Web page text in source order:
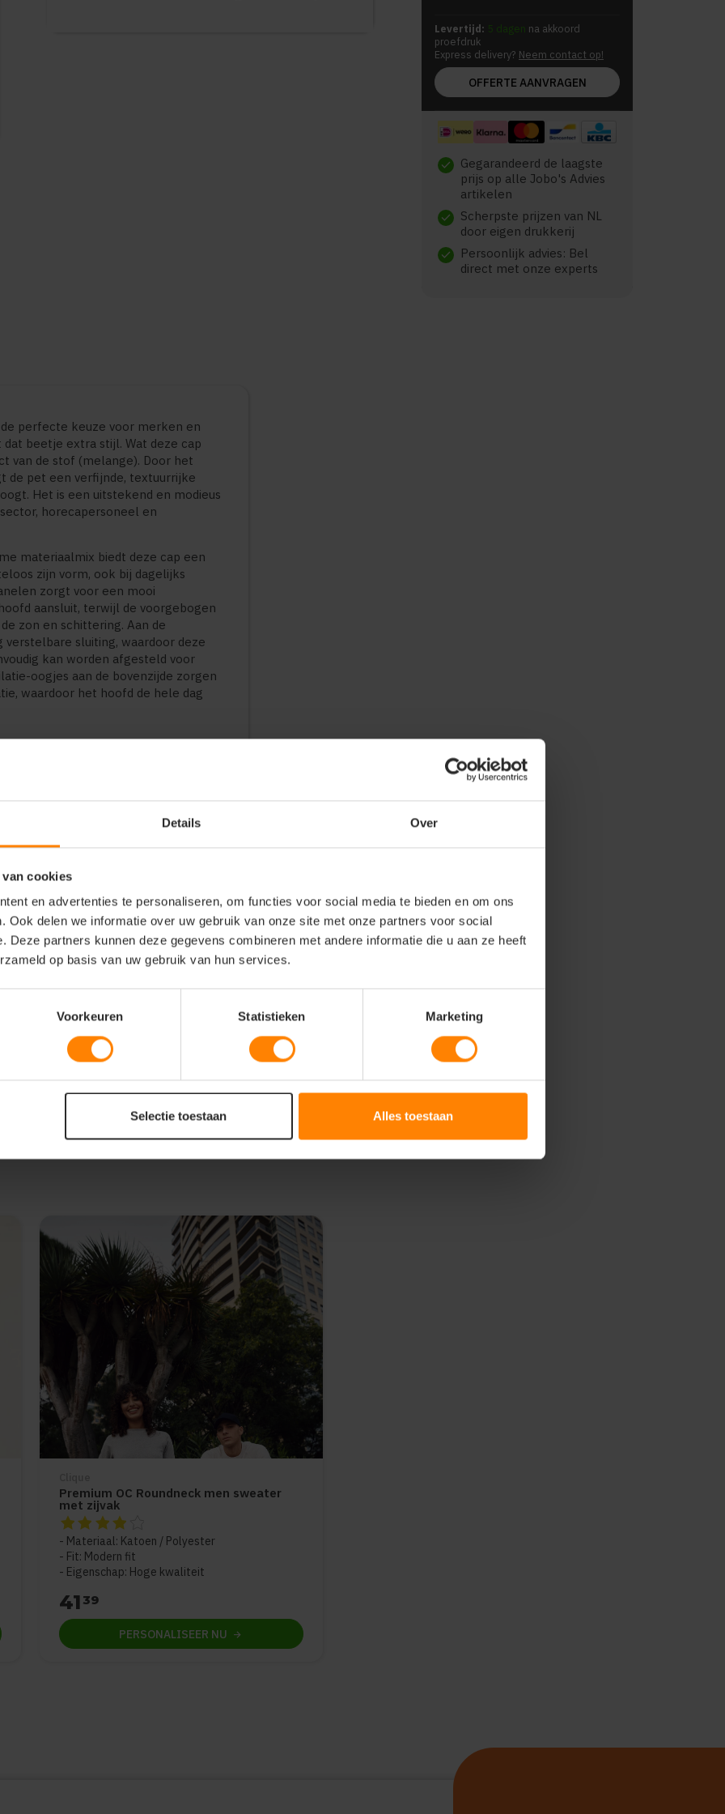
Details Over
cookies
en advertenties te personaliseren, om functies voor social media te bieden en om ons
Ook delen we informatie over uw gebruik van onze site met onze partners voor social
Deze partners kunnen deze gegevens combineren met andere informatie die u aan ze heeft
op basis van uw gebruik van hun services.
Voorkeuren Statistieken Marketing
Selectie toestaan Alles toestaan
Levertijd: 5 dagen na akkoord
proefdruk
Express delivery? Neem contact op!
OFFERTE AANVRAGEN
check Gegarandeerd de laagste
prijs op alle Jobo's Advies
artikelen
check Scherpste prijzen van NL
door eigen drukkerij
check
Persoonlijk advies: Bel
direct met onze experts
de perfecte keuze voor merken en
beetje extra stijl. Wat deze cap
van de stof (melange). Door het
de pet een verfijnde, textuurrijke
Het is een uitstekend en modieus
horecapersoneel en
materiaalmix biedt deze cap een
zijn vorm, ook bij dagelijks
zorgt voor een mooi
aansluit, terwijl de voorgebogen
zon en schittering. Aan de
verstelbare sluiting, waardoor deze
kan worden afgesteld voor
oogjes aan de bovenzijde zorgen
waardoor het hoofd de hele dag
voor de retail, horeca en creatieve
beurspersoneel en
voor sportclubs, lifestylemerken
panel) met een stijlvolle, unieke
de handige en eenvoudig verstelbare
oogjes voor een optimaal
gemakkelijk te combineren is met
Premium OC Roundneck men sweater
met zijvak
De beoordeling van dit product is
Materiaal: Katoen / Polyester
Fit: Modern fit
Eigenschap: Hoge kwaliteit
41 39
PERSONALISEER NU